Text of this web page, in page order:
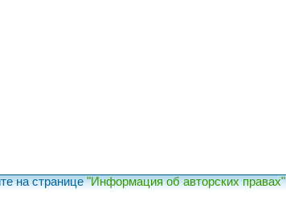
на странице"Информация об авторских правах"